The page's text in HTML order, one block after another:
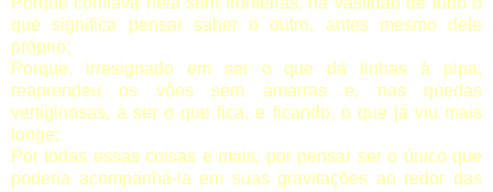
que significa pensar saber o outro, antes mesmo dele
próprio;
Porque, irresignado em ser o que dá linhas à pipa,
reaprendeu os vôos sem amarras e, nas quedas
vertiginosas, a ser o que fica, e ficando, o que já viu mais
longe;
Por todas essas coisas e mais, por pensar ser o único que
poderia acompanhá-la em suas gravitações ao redor das